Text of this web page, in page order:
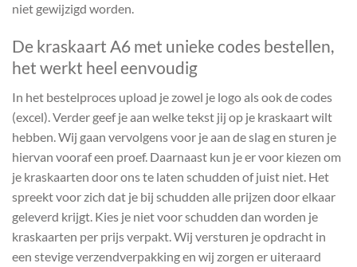
niet gewijzigd worden.
De kraskaart A6 met unieke codes bestellen,
het werkt heel eenvoudig
In het bestelproces upload je zowel je logo als ook de codes
(excel). Verder geef je aan welke tekst jij op je kraskaart wilt
hebben. Wij gaan vervolgens voor je aan de slag en sturen je
hiervan vooraf een proef. Daarnaast kun je er voor kiezen om
je kraskaarten door ons te laten schudden of juist niet. Het
spreekt voor zich dat je bij schudden alle prijzen door elkaar
geleverd krijgt. Kies je niet voor schudden dan worden je
kraskaarten per prijs verpakt. Wij versturen je opdracht in
een stevige verzendverpakking en wij zorgen er uiteraard